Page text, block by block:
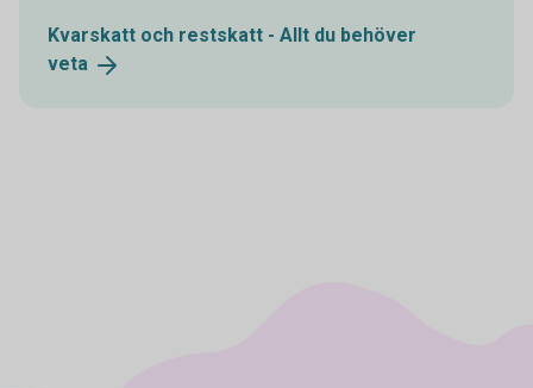
Kvarskatt och restskatt - Allt du behöver
veta